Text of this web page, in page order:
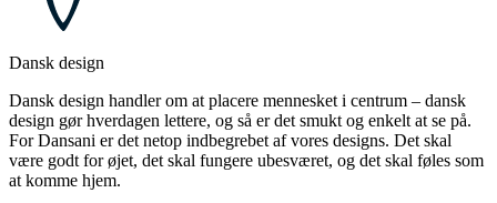
Dansk design
Dansk design handler om at placere mennesket i centrum – dansk
design gør hverdagen lettere, og så er det smukt og enkelt at se på.
For Dansani er det netop indbegrebet af vores designs. Det skal
være godt for øjet, det skal fungere ubesværet, og det skal føles som
at komme hjem.